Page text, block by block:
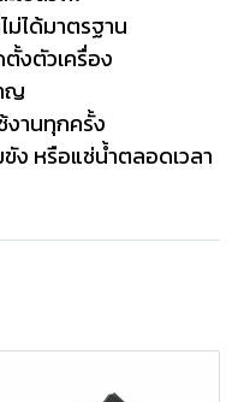
ได้มาตรฐาน
งตัวเครื่อง
ญ
านทุกครั้ง
ง หรือแช่น้ำตลอดเวลา